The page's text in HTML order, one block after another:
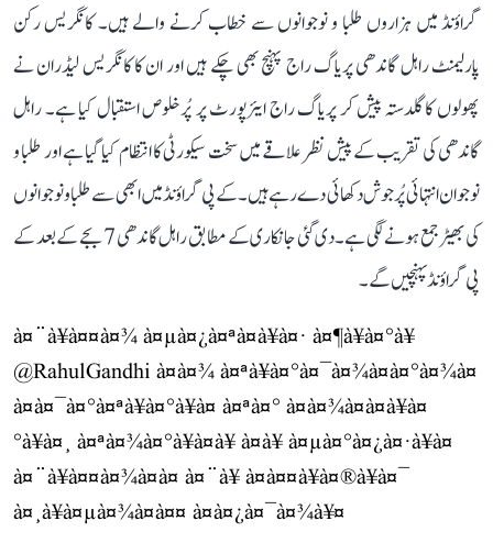
گراؤنڈ میں ہزاروں طلبا و نوجوانوں سے خطاب کرنے والے ہیں۔ کانگریس رکن
پارلیمنٹ راہل گاندھی پریاگ راج پہنچ بھی چکے ہیں اور ان کا کانگریس لیڈران نے
پھولوں کا گلدستہ پیش کر پریاگ راج ایئرپورٹ پر پُرخلوص استقبال کیا ہے۔ راہل
گاندھی کی تقریب کے پیش نظر علاقے میں سخت سیکورٹی کا انتظام کیا گیا ہے اور طلبا و
نوجوان انتہائی پُرجوش دکھائی دے رہے ہیں۔ کے پی گراؤنڈ میں ابھی سے طلبا و نوجوانوں
کی بھیڑ جمع ہونے لگی ہے۔ دی گئی جانکاری کے مطابق راہل گاندھی 7 بجے کے بعد کے
پی گراؤنڈ پہنچیں گے۔
à¤¨à¥à¤¤à¤¾ à¤µà¤¿à¤ªà¤à¥à¤· à¤¶à¥à¤°à¥
@RahulGandhi à¤à¤¾ à¤ªà¥à¤°à¤¯à¤¾à¤à¤°à¤¾à¤
à¤à¤¯à¤°à¤ªà¥à¤°à¥à¤ à¤ªà¤° à¤à¤¾à¤à¤à¥à¤
°à¥à¤¸ à¤ªà¤¾à¤°à¥à¤à¥ à¤à¥ à¤µà¤°à¤¿à¤·à¥à¤
à¤¨à¥à¤¤à¤¾à¤à¤ à¤¨à¥ à¤à¤¤à¥à¤®à¥à¤¯
à¤¸à¥à¤µà¤¾à¤à¤¤ à¤à¤¿à¤¯à¤¾à¥¤